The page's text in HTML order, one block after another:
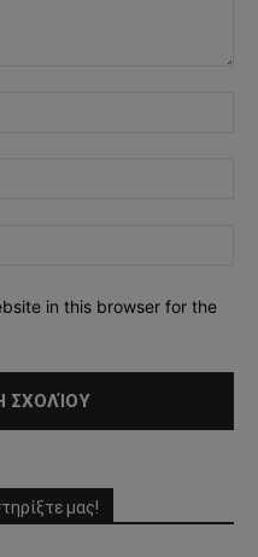
in this browser for the
μας!